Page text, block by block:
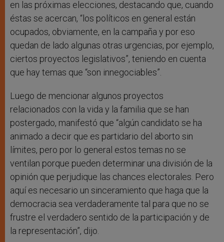
en las próximas elecciones, destacando que, cuando
éstas se acercan, “los políticos en general están
ocupados, obviamente, en la campaña y por eso
quedan de lado algunas otras urgencias, por ejemplo,
ciertos proyectos legislativos”, teniendo en cuenta
que hay temas que “son innegociables”.
Luego de mencionar algunos proyectos
relacionados con la vida y la familia que se han
postergado, manifestó que “algún candidato se ha
animado a decir que es partidario del aborto sin
límites, pero por lo general estos temas no se
ventilan porque pueden determinar una división de la
opinión que perjudique las chances electorales. Pero
aquí es necesario un sinceramiento que haga que la
democracia sea verdaderamente tal para que no se
frustre el verdadero sentido de la participación y de
la representación”, dijo.